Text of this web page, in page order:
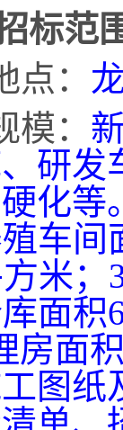
标范
：
：
研发
化等
车间
米
面积
房面
图